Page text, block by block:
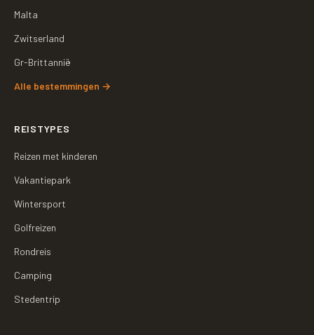
Malta
Zwitserland
Gr-Brittannië
Alle bestemmingen →
REISTYPES
Reizen met kinderen
Vakantiepark
Wintersport
Golfreizen
Rondreis
Camping
Stedentrip